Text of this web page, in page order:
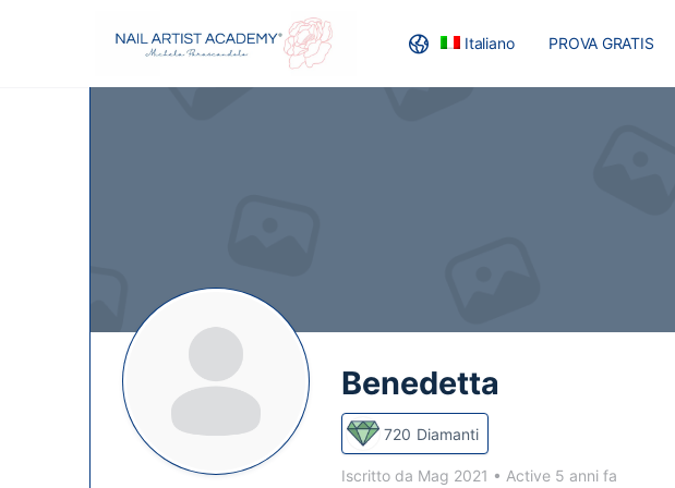
Italiano PROVA GRATIS
Benedetta
720 Diamanti
Iscritto da Mag 2021 • Active 5 anni fa